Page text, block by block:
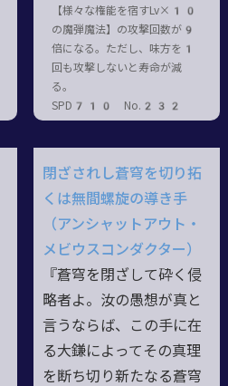
【様々な権能を宿すLv×10
の魔弾魔法】の攻撃回数が9
倍になる。ただし、味方を1
回も攻撃しないと寿命が減
る。
SPD710 No.232
閉ざされし蒼穹を切り拓
くは無間螺旋の導き手
（アンシャットアウト・
メビウスコンダクター）
『蒼穹を閉ざして砕く侵
略者よ。汝の愚想が真と
言うならば、この手に在
る大鎌によってその真理
を断ち切り新たなる蒼穹